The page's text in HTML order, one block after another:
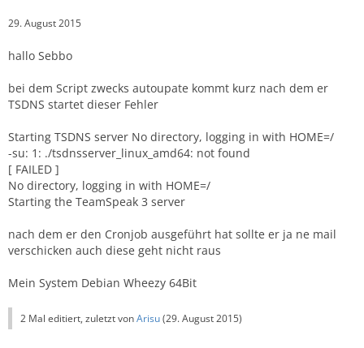
29. August 2015
hallo Sebbo
bei dem Script zwecks autoupate kommt kurz nach dem er
TSDNS startet dieser Fehler
Starting TSDNS server No directory, logging in with HOME=/
-su: 1: ./tsdnsserver_linux_amd64: not found
[ FAILED ]
No directory, logging in with HOME=/
Starting the TeamSpeak 3 server
nach dem er den Cronjob ausgeführt hat sollte er ja ne mail
verschicken auch diese geht nicht raus
Mein System Debian Wheezy 64Bit
2 Mal editiert, zuletzt vonArisu(29. August 2015)